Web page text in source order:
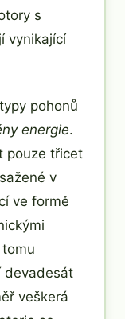
s
vynikající
pohonů
energie.
pouze třicet
v
ve formě
devadesát
veškerá